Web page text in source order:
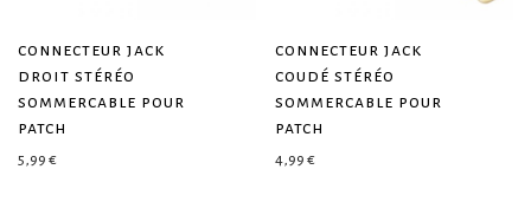
connecteur jack
droit stéréo
sommercable pour
patch
5,99 €
connecteur jack
coudé stéréo
sommercable pour
patch
4,99 €